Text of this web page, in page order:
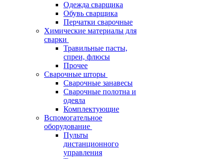
Одежда сварщика
Обувь сварщика
Перчатки сварочные
Химические материалы для
сварки
Травильные пасты,
спреи, флюсы
Прочее
Сварочные шторы
Сварочные занавесы
Сварочные полотна и
одеяла
Комплектующие
Вспомогательное
оборудование
Пульты
дистанционного
управления